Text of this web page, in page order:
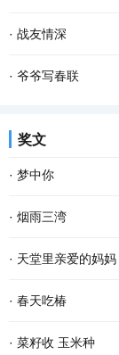
如，你我他或普普
所知而已。探寻大
略了这些大树所隐
一粒谷，溅满屋。
不由地浮现这样的
· 战友情深
动车开动，我们一
· 爷爷写春联
奖文
· 梦中你
在梦中 我乘风驾云
世界 美丽的鲜花散
柔 没有忧愁 我在一
· 烟雨三湾
与镶嵌在老步湖路
到和她的重逢，发
与几位朋友一起驱
· 天堂里亲爱的妈
天堂里亲爱的妈妈
躺了十四天，倍受
· 春天吃椿
推开晨雾，把记忆
· 菜籽收 玉米种